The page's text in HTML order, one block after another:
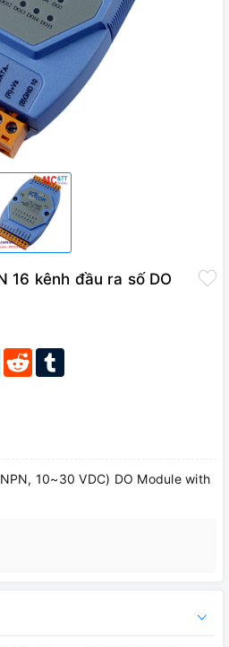
16 kênh đầu ra số DO
LinkedInReddit
10~30 VDC) DO Module with